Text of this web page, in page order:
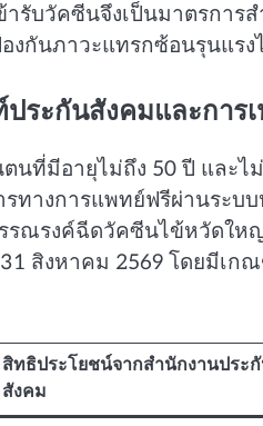
รับวัคซีนจึงเป็นมาตรกา
งกันภาวะแทรกซ้อนรุนแร
ระกันสังคมและการ
ที่มีอายุไม่ถึง 50 ปี และไ
ทางการแพทย์ฟรีผ่านระ
รณรงค์ฉีดวัคซีนไข้หวัดใ
สิงหาคม 2569 โดยมีเก
สิทธิประโยชน์จากสำนักงานประ
สังคม